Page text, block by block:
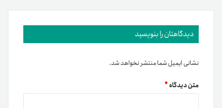
دیدگاهتان را بنویسید
نشانی ایمیل شما منتشر نخواهد شد.
متن دیدگاه*